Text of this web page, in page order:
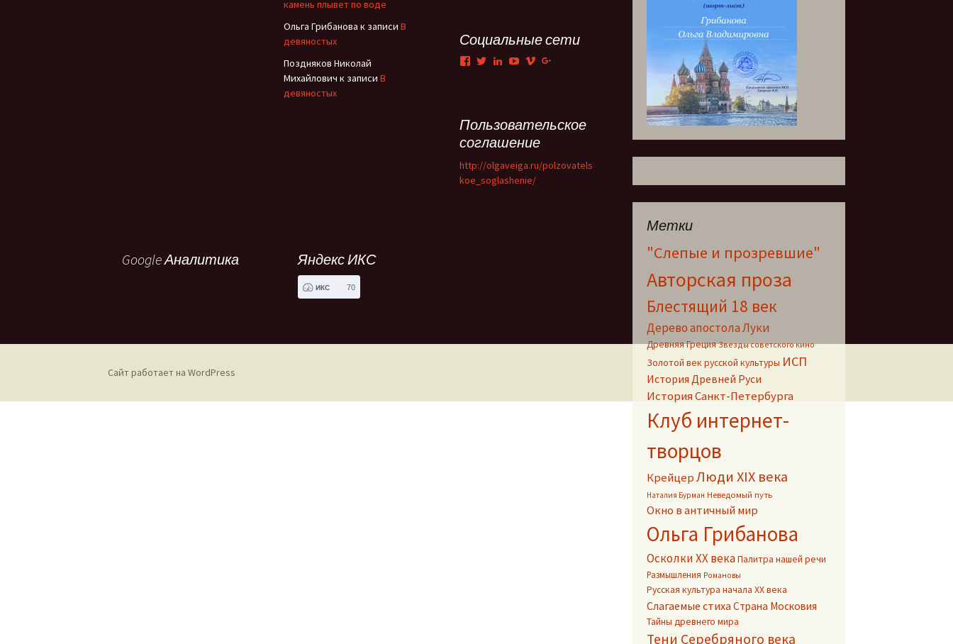
Тени Серебряного века
Утраченная Русь
Метки
"Слепые и прозревшие"
Авторская проза
Блестящий 18 век
Дерево апостола Луки
Древняя Греция Звезды советского кино
Золотой век русской культуры ИСП
История Древней Руси
История Санкт-Петербурга
Клуб интернет-
творцов
КрейцерЛюди XIX века
Наталия Бурман Неведомый путь
Окно в античный мир
Ольга Грибанова
Осколки ХХ векаПалитра нашей речи
Размышления Романовы
Русская культура начала ХХ века
Слагаемые стиха Страна Московия
Тайны древнего мира
Тени Серебряного века
камень плывет по воде
Ольга Грибанова к записи В
девяностых
Поздняков Николай
Михайлович к записи В
девяностых
Социальные сети
Facebook
TwitterLinkedIn
YouTube
Vimeo
Пользовательское
соглашение
http://olgaveiga.ru/polzovatels
koe_soglashenie/
Google Аналитика Яндекс ИКС
ИКС 70
Сайт работает на WordPress